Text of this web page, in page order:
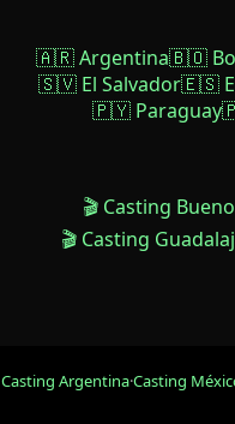
🇦🇷 Argentina🇧🇴
🇸🇻 El Salvador🇪🇸
🇵🇾 Paraguay
🎬 Casting
🎬 Casting
Casting Argentina·Casting